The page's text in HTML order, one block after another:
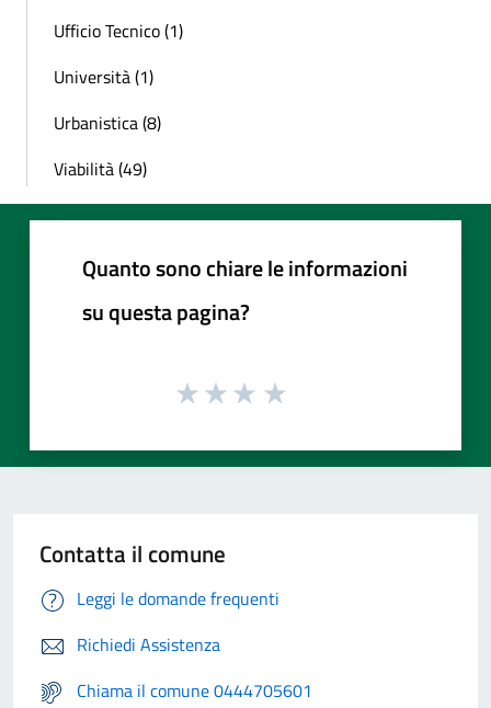
Ufficio Tecnico (1)
Università (1)
Urbanistica (8)
Viabilità (49)
Quanto sono chiare le informazioni
su questa pagina?
Contatta il comune
Leggi le domande frequenti
Richiedi Assistenza
Chiama il comune 0444705601